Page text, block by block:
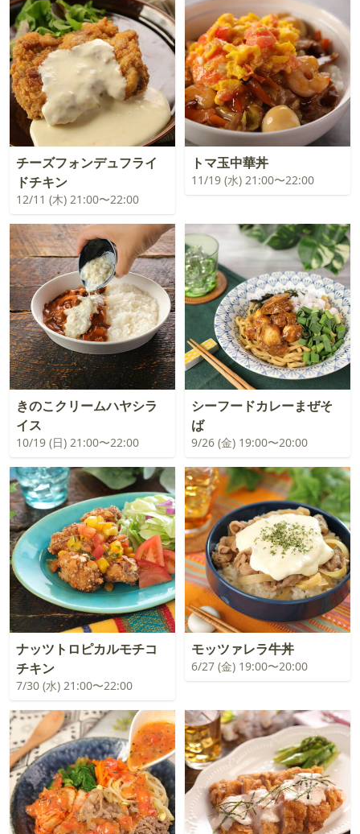
チーズフォンデュフライ
ドチキン
12/11 (木) 21:00〜22:00
トマ玉中華丼
11/19 (水) 21:00〜22:00
きのこクリームハヤシラ
イス
10/19 (日) 21:00〜22:00
シーフードカレーまぜそ
ば
9/26 (金) 19:00〜20:00
ナッツトロピカルモチコ
チキン
7/30 (水) 21:00〜22:00
モッツァレラ牛丼
6/27 (金) 19:00〜20:00